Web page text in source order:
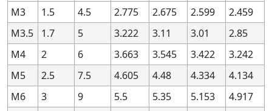
0.99
1.4 0.3 8H — — —
1.4
2.8 0.2 — — — —
1.4
2.8 0.2 4H +42 0 +38
0
1.4
2.8 0.2 5G — — —
—
1.4
2.8 0.2 5H — — —
—
1.4
2.8 0.2 — — — —
—
0.99
1.4 0.3 8H — — —
1.4
2.8 0.2 — — — —
1.4
2.8 0.2 4H +42 0 +38
0
1.4
2.8 0.2 5G — — —
—
1.4
2.8 0.2 5H — — —
—
1.4
2.8 0.2 — — — —
—
M3
1.5 4.5 2.775 2.675 2.599
2.459
M3.5
1.7 5 3.222 3.11 3.01
2.85
M4
2 6 3.663 3.545 3.422
3.242
M5
2.5 7.5 4.605 4.48 4.334
4.134
M6
3 9 5.5 5.35 5.153
4.917